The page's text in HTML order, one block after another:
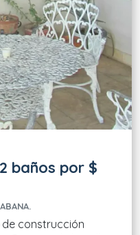
baños por $
de construcción